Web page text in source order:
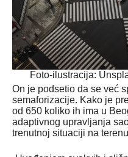
Foto-ilustracija:
On je podsetio da se već
semaforizacije. Kako je
od 650 koliko ih ima u
adaptivnog upravljanja
trenutnoj situaciji na